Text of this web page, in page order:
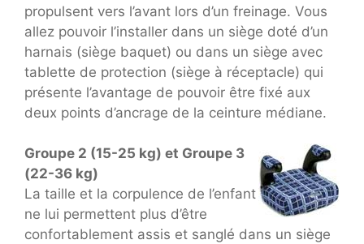
propulsent vers l’avant lors d’un freinage. Vous
allez pouvoir l’installer dans un siège doté d’un
harnais (siège baquet) ou dans un siège avec
tablette de protection (siège à réceptacle) qui
présente l’avantage de pouvoir être fixé aux
deux points d’ancrage de la ceinture médiane.
Groupe 2 (15-25 kg) et Groupe 3
(22-36 kg)
La taille et la corpulence de l’enfant
ne lui permettent plus d’être
confortablement assis et sanglé dans un siège